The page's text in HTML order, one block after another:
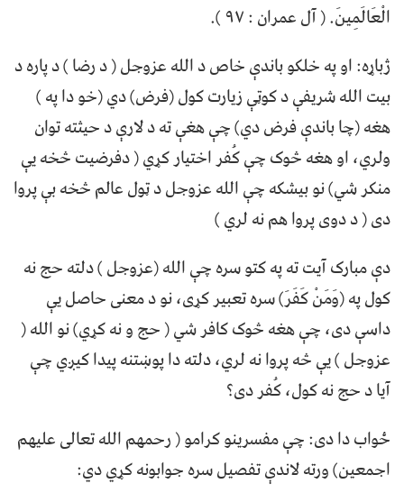
الْعَالَمِینَ. ( آل عمران : ۹۷ ).
ژباړه: او په خلکو باندې خاص د الله عزوجل ( د رضا ) د پاره د
بیت الله شریفې د کوټې زیارت کول (فرض) دي (خو دا په )
هغه (چا باندې فرض دي) چې هغې ته د لارې د حیثته توان
ولري، او هغه څوک چې کُفر اختیار کړي ( دفرضیت څخه یې
منکر شي) نو بیشکه چې الله عزوجل د ټول عالم څخه بې پروا
دی ( د دوی پروا هم نه لري )
دې مبارک آیت ته په کتو سره چې الله (عزوجل ) دلته حج نه
کول په (وَمَنْ کَفَرَ) سره تعبیر کړی، نو د معنی حاصل یې
داسې دی، چې هغه څوک کافر شي ( حج و نه کړي) نو الله (
عزوجل ) یې څه پروا نه لري، دلته دا پوښتنه پیدا کیږي چې
آیا د حج نه کول، کُفر دی؟
ځواب دا دی: چې مفسرینو کرامو ( رحمهم الله تعالی علیهم
اجمعین) ورته لاندې تفصیل سره جوابونه کړي دي: